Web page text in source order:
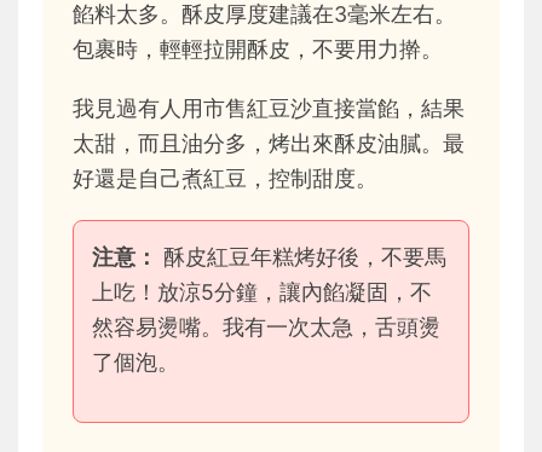
餡料太多。酥皮厚度建議在3毫米左右。
包裹時，輕輕拉開酥皮，不要用力擀。
我見過有人用市售紅豆沙直接當餡，結果
太甜，而且油分多，烤出來酥皮油膩。最
好還是自己煮紅豆，控制甜度。
注意： 酥皮紅豆年糕烤好後，不要馬
上吃！放涼5分鐘，讓內餡凝固，不
然容易燙嘴。我有一次太急，舌頭燙
了個泡。